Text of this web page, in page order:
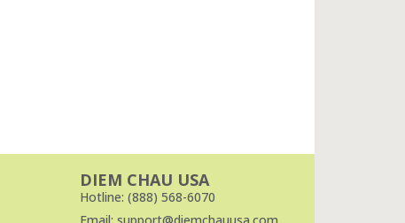
DIEM CHAU USA
Hotline: (888) 568-6070